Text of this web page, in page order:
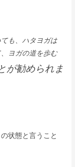
も、ハタヨガは
ヨガの道を歩む
が勧められま
状態と言うこと